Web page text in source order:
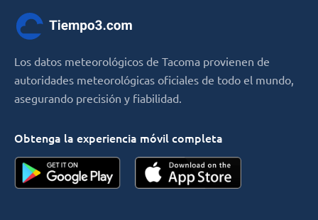
Los datos meteorológicos de Tacoma provienen de
autoridades meteorológicas oficiales de todo el mundo,
asegurando precisión y fiabilidad.
Obtenga la experiencia móvil completa